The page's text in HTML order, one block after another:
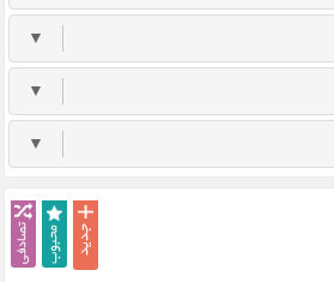
▼
▼
▼